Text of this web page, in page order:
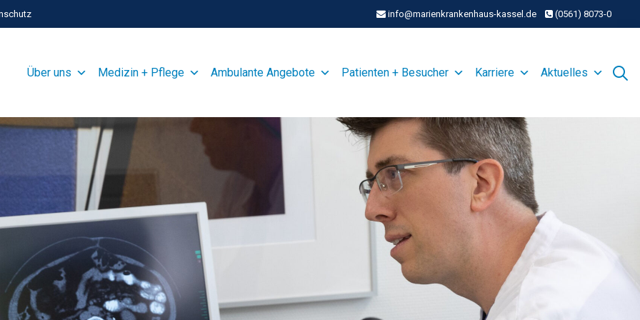
info@marienkrankenhaus-kassel.de (0561) 8073-0
Über uns Medizin + Pflege Ambulante Angebote Patienten + Besucher Karriere Aktuelles